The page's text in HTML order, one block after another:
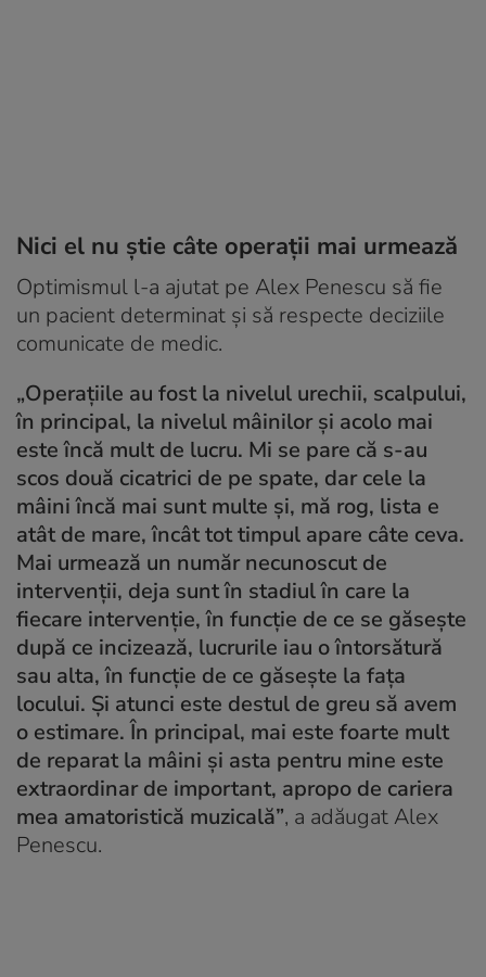
Nici el nu știe câte operații mai urmează
Optimismul l-a ajutat pe Alex Penescu să fie
un pacient determinat și să respecte deciziile
comunicate de medic.
„Operațiile au fost la nivelul urechii, scalpului,
în principal, la nivelul mâinilor și acolo mai
este încă mult de lucru. Mi se pare că s-au
scos două cicatrici de pe spate, dar cele la
mâini încă mai sunt multe și, mă rog, lista e
atât de mare, încât tot timpul apare câte ceva.
Mai urmează un număr necunoscut de
intervenții, deja sunt în stadiul în care la
fiecare intervenție, în funcție de ce se găsește
după ce incizează, lucrurile iau o întorsătură
sau alta, în funcție de ce găsește la fața
locului. Și atunci este destul de greu să avem
o estimare. În principal, mai este foarte mult
de reparat la mâini și asta pentru mine este
extraordinar de important, apropo de cariera
mea amatoristică muzicală”, a adăugat Alex
Penescu.